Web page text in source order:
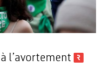
l’avortement